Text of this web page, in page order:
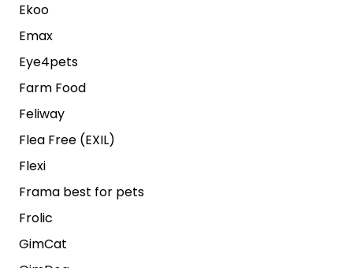
Ekoo
Emax
Eye4pets
Farm Food
Feliway
Flea Free (EXIL)
Flexi
Frama best for pets
Frolic
GimCat